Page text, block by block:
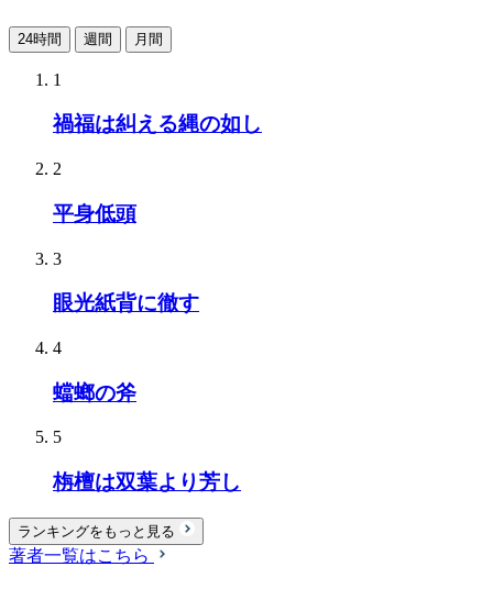
24時間 週間 月間
1
禍福は糾える縄の如し
2
平身低頭
3
眼光紙背に徹す
4
蟷螂の斧
5
栴檀は双葉より芳し
ランキングをもっと見る
著者一覧はこちら